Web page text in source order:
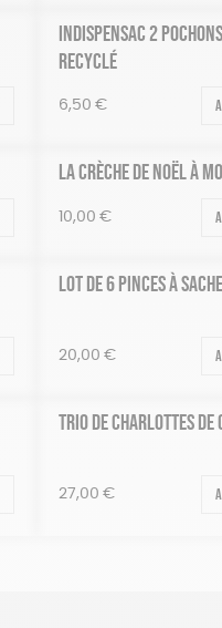
était :
28,70€.
est :
INDISPENSAC 2
RECYCLÉ
6,50 €
LA CRÈCHE DE NOËL À
10,00 €
LOT DE 6 PINCES À
20,00 €
TRIO DE CHARLOTTES DE
27,00 €